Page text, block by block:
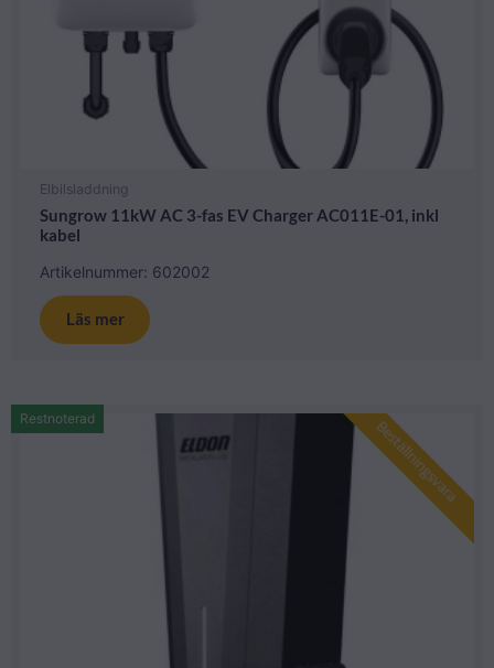
Elbilsladdning
Sungrow 11kW AC 3-fas EV Charger AC011E-01, inkl
kabel
Artikelnummer: 602002
Läs mer
Beställningsvara
Restnoterad